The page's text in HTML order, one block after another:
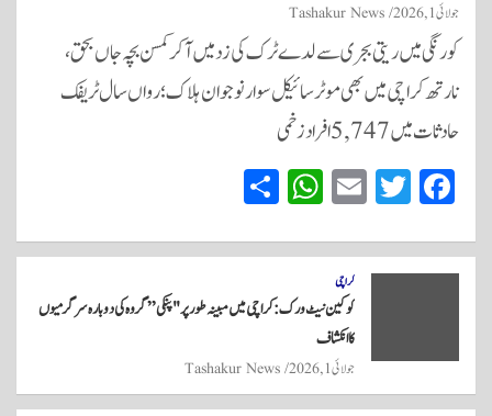
جولائی 1, 2026 Tashakur News
کورنگی میں ریتی بجری سے لدے ٹرک کی زد میں آکر کمسن بچہ جاں بحق،
نارتھ کراچی میں بھی موٹر سائیکل سوار نوجوان ہلاک؛ رواں سال ٹریفک
حادثات میں 5,747 افراد زخمی
Fa
ce
bo
T
wi
tte
E
m
ail
W
ha
ts
A
pp
re
کراچی
کوکین نیٹ ورک: کراچی میں مبینہ طور پر "پنکی” گروہ کی دوبارہ سرگرمیوں
کا انکشاف
جولائی 1, 2026 Tashakur News